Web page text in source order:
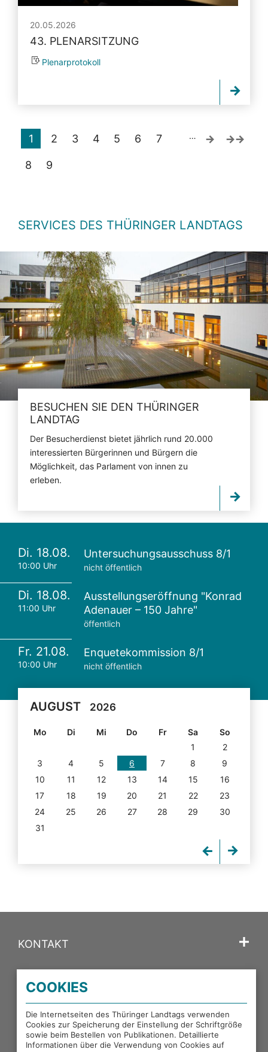
20.05.2026
43. PLENARSITZUNG
Plenarprotokoll
1 2 3 4 5 6 7
8 9
…
SERVICES DES THÜRINGER LANDTAGS
BESUCHEN SIE DEN THÜRINGER
LANDTAG
Der Besucherdienst bietet jährlich rund 20.000
interessierten Bürgerinnen und Bürgern die
Möglichkeit, das Parlament von innen zu
erleben.
Di. 18.08.
10:00 Uhr
Untersuchungsausschuss 8/1
nicht öffentlich
Di. 18.08.
11:00 Uhr
Ausstellungseröffnung "Konrad
Adenauer – 150 Jahre"
öffentlich
Fr. 21.08.
10:00 Uhr
Enquetekommission 8/1
nicht öffentlich
AUGUST 2026
Mo Di Mi Do Fr Sa
So
1
2
3
4 5 6 7 8
9
10
11 12 13 14 15
16
17
18 19 20 21 22
23
24
25 26 27 28 29
30
31
KONTAKT
PORTALE DES THÜRINGER LANDTAGS
EXTERNE LINKS
COOKIES
Die Internetseiten des Thüringer Landtags verwenden
Cookies zur Speicherung der Einstellung der Schriftgröße
sowie beim Bestellen von Publikationen. Detaillierte
Informationen über die Verwendung von Cookies auf